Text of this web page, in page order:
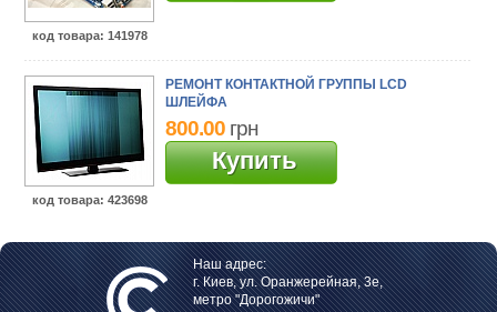
код товара: 141978
код товара: 423698
РЕМОНТ КОНТАКТНОЙ ГРУППЫ LCD
ШЛЕЙФА
800.00 грн
Купить
Наш адрес:
г. Киев, ул. Оранжерейная, 3е,
метро "Дорогожичи"